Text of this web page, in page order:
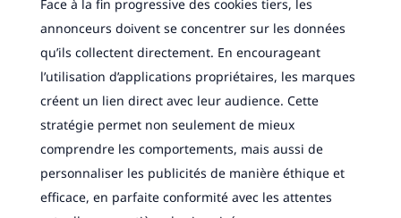
Face à la fin progressive des cookies tiers, les
annonceurs doivent se concentrer sur les données
qu’ils collectent directement. En encourageant
l’utilisation d’applications propriétaires, les marques
créent un lien direct avec leur audience. Cette
stratégie permet non seulement de mieux
comprendre les comportements, mais aussi de
personnaliser les publicités de manière éthique et
efficace, en parfaite conformité avec les attentes